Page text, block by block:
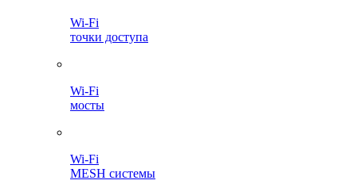
Wi-Fi
точки доступа
Wi-Fi
мосты
Wi-Fi
MESH системы